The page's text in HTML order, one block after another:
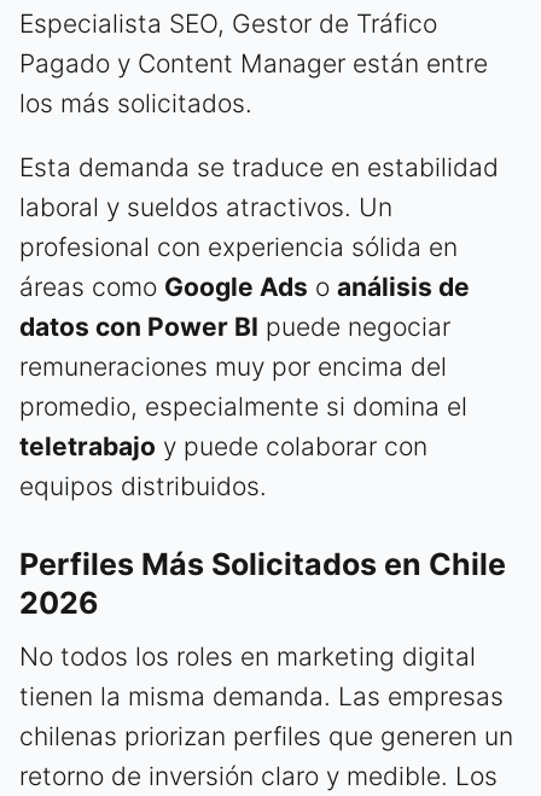
Especialista SEO, Gestor de Tráfico
Pagado y Content Manager están entre
los más solicitados.
Esta demanda se traduce en estabilidad
laboral y sueldos atractivos. Un
profesional con experiencia sólida en
áreas como Google Ads o análisis de
datos con Power BI puede negociar
remuneraciones muy por encima del
promedio, especialmente si domina el
teletrabajo y puede colaborar con
equipos distribuidos.
Perfiles Más Solicitados en Chile
2026
No todos los roles en marketing digital
tienen la misma demanda. Las empresas
chilenas priorizan perfiles que generen un
retorno de inversión claro y medible. Los